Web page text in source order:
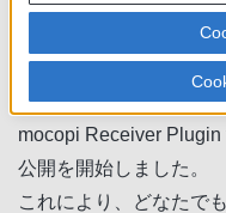
mocopi Receiver
公開を開始しました。
これにより、どなたで